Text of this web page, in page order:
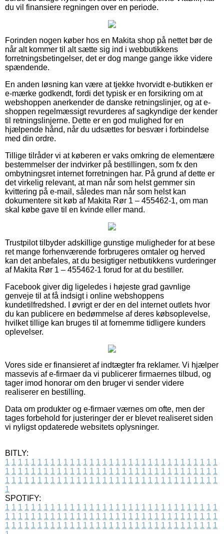
du vil finansiere regningen over en periode.
Forinden nogen køber hos en Makita shop på nettet bør de
når alt kommer til alt sætte sig ind i webbutikkens
forretningsbetingelser, det er dog mange gange ikke videre
spændende.
En anden løsning kan være at tjekke hvorvidt e-butikken er
e-mærke godkendt, fordi det typisk er en forsikring om at
webshoppen anerkender de danske retningslinjer, og at e-
shoppen regelmæssigt revurderes af sagkyndige der kender
til retningslinjerne. Dette er en god mulighed for en
hjælpende hånd, når du udsættes for besvær i forbindelse
med din ordre.
Tillige tilråder vi at køberen er vaks omkring de elementære
bestemmelser der indvirker på bestillingen, som fx den
ombytningsret internet forretningen har. På grund af dette er
det virkelig relevant, at man når som helst gemmer sin
kvittering på e-mail, således man når som helst kan
dokumentere sit køb af Makita Rør 1 – 455462-1, om man
skal købe gave til en kvinde eller mand.
Trustpilot tilbyder adskillige gunstige muligheder for at bese
ret mange forhenværende forbrugeres omtaler og herved
kan det anbefales, at du besigtiger netbutikkens vurderinger
af Makita Rør 1 – 455462-1 forud for at du bestiller.
Facebook giver dig ligeledes i højeste grad gavnlige
genveje til at få indsigt i online webshoppens
kundetilfredshed. I øvrigt er der en del internet outlets hvor
du kan publicere en bedømmelse af deres købsoplevelse,
hvilket tillige kan bruges til at fornemme tidligere kunders
oplevelser.
Vores side er finansieret af indtægter fra reklamer. Vi hjælper
massevis af e-firmaer da vi publicerer firmaernes tilbud, og
tager imod honorar om den bruger vi sender videre
realiserer en bestilling.
Data om produkter og e-firmaer værnes om ofte, men der
tages forbehold for justeringer der er blevet realiseret siden
vi nyligst opdaterede websitets oplysninger.
BITLY:
1 1 1 1 1 1 1 1 1 1 1 1 1 1 1 1 1 1 1 1 1 1 1 1 1 1 1 1 1 1 1 1 1
1 1 1 1 1 1 1 1 1 1 1 1 1 1 1 1 1 1 1 1 1 1 1 1 1 1 1 1 1 1 1 1 1
1 1 1 1 1 1 1 1 1 1 1 1 1 1 1 1 1 1 1 1 1 1 1 1 1 1 1 1 1 1 1 1 1
1
SPOTIFY:
1 1 1 1 1 1 1 1 1 1 1 1 1 1 1 1 1 1 1 1 1 1 1 1 1 1 1 1 1 1 1 1 1
1 1 1 1 1 1 1 1 1 1 1 1 1 1 1 1 1 1 1 1 1 1 1 1 1 1 1 1 1 1 1 1 1
1 1 1 1 1 1 1 1 1 1 1 1 1 1 1 1 1 1 1 1 1 1 1 1 1 1 1 1 1 1 1 1 1